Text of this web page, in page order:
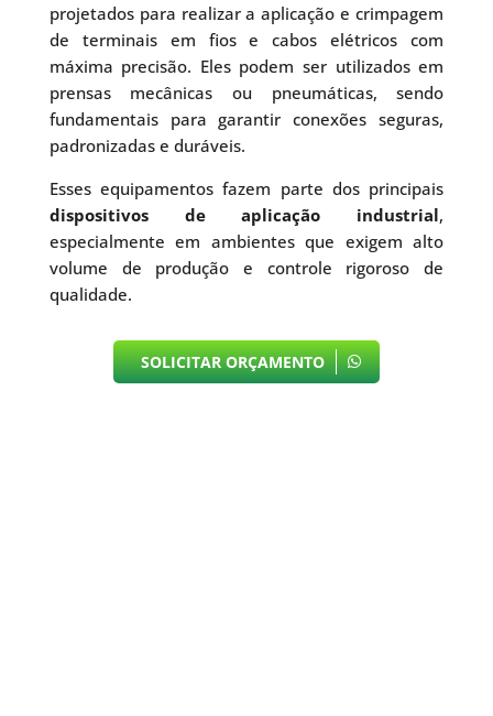
projetados para realizar a aplicação e crimpagem
de terminais em fios e cabos elétricos com
máxima precisão. Eles podem ser utilizados em
prensas mecânicas ou pneumáticas, sendo
fundamentais para garantir conexões seguras,
padronizadas e duráveis.
Esses equipamentos fazem parte dos principais
dispositivos de aplicação industrial,
especialmente em ambientes que exigem alto
volume de produção e controle rigoroso de
qualidade.
SOLICITAR ORÇAMENTO